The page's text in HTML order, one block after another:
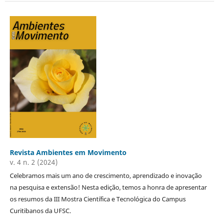
Revista Ambientes em Movimento
v. 4 n. 2 (2024)
Celebramos mais um ano de crescimento, aprendizado e inovação
na pesquisa e extensão! Nesta edição, temos a honra de apresentar
os resumos da III Mostra Científica e Tecnológica do Campus
Curitibanos da UFSC.